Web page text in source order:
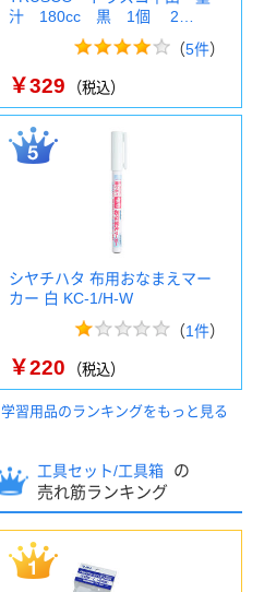
汁 180cc 黒 1個 2…
（5件）
￥329 （税込）
シヤチハタ 布用おなまえマー
カー 白 KC-1/H-W
（1件）
￥220 （税込）
学習用品のランキングをもっと見る
工具セット/工具箱
の
売れ筋ランキング